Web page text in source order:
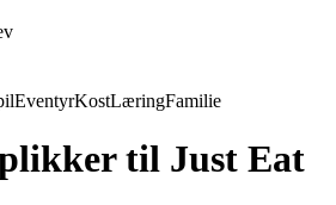
EventyrKostLæringFamilie
til Just Eat